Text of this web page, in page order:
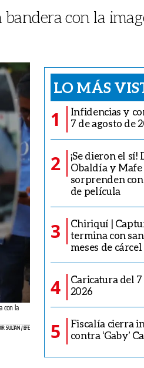
con la
con la
SULTAN / EFE
LO MÁS
1
Infidencias y
7 de agosto de
2
¡Se dieron el sí!
Obaldía y
sorprenden
de película
3
Chiriquí |
termina con
meses de cárcel
4
Caricatura del
2026
5
Fiscalía cierra
contra ‘Gaby’